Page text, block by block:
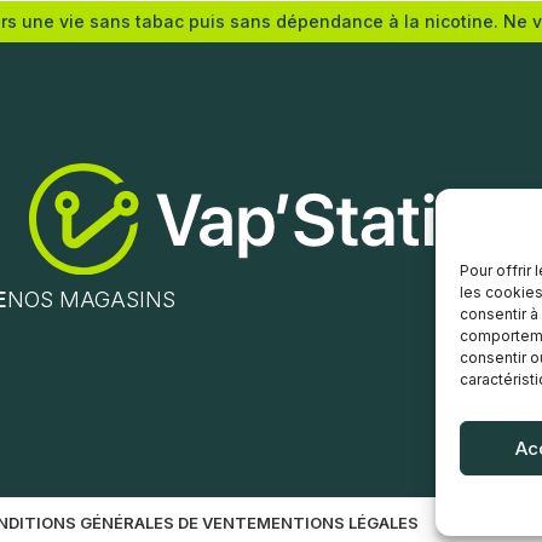
Pour offrir
les
consentir
consentir
options
6
12
Choix des options
une vie sans tabac puis sans dépendance à la nicotine. Ne
NOS MAGASINS
GÉNÉRALES DE VENTEMENTIONS LÉGALES